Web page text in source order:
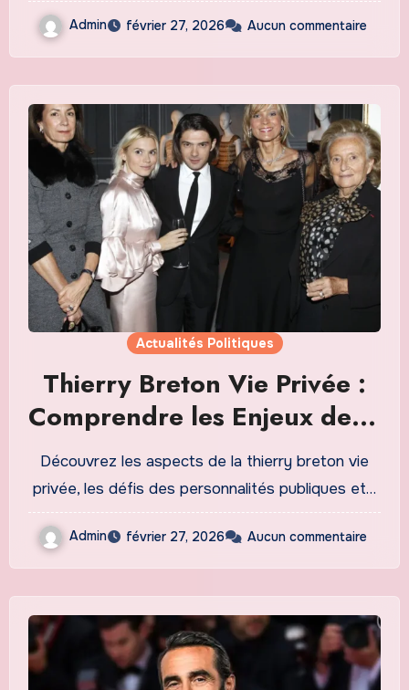
Admin février 27, 2026 Aucun commentaire
Actualités Politiques
Thierry Breton Vie Privée :
Comprendre les Enjeux de la
Vie Privée dun Homme
Public
Découvrez les aspects de la thierry breton vie
privée, les défis des personnalités publiques et…
Admin février 27, 2026 Aucun commentaire